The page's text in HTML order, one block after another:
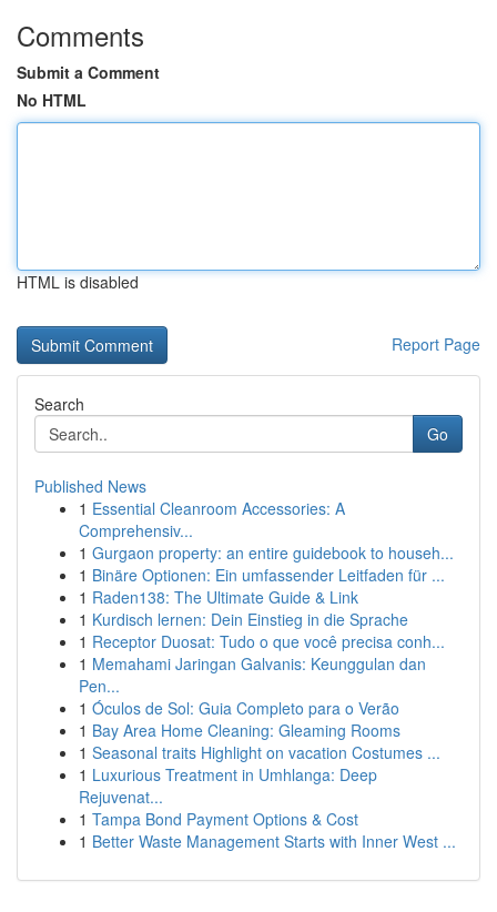
Comments
Submit a Comment
No HTML
HTML is disabled
Report Page
Search
Go
Published News
1 Essential Cleanroom Accessories: A
Comprehensiv...
1 Gurgaon property: an entire guidebook to househ...
1 Binäre Optionen: Ein umfassender Leitfaden für ...
1 Raden138: The Ultimate Guide & Link
1 Kurdisch lernen: Dein Einstieg in die Sprache
1 Receptor Duosat: Tudo o que você precisa conh...
1 Memahami Jaringan Galvanis: Keunggulan dan
Pen...
1 Óculos de Sol: Guia Completo para o Verão
1 Bay Area Home Cleaning: Gleaming Rooms
1 Seasonal traits Highlight on vacation Costumes ...
1 Luxurious Treatment in Umhlanga: Deep
Rejuvenat...
1 Tampa Bond Payment Options & Cost
1 Better Waste Management Starts with Inner West ...